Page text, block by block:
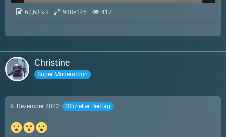
60,63 kB 938×145 417
Christine
Super Moderatorin
9. Dezember 2022 Offizieller Beitrag